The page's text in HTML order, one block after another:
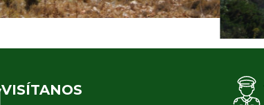
VISÍTANOS